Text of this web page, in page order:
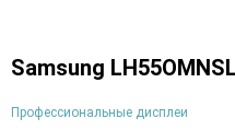
Samsung
Профессиональные дисплеи